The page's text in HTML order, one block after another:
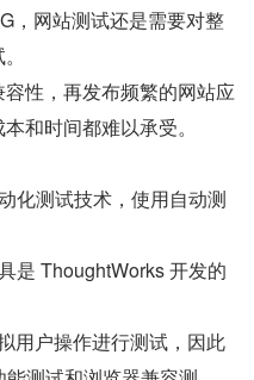
，网站测试还是需要对整
性，再发布频繁的网站应
和时间都难以承受。
化测试技术，使用自动测
是 ThoughtWorks 开发的
用户操作进行测试，因此